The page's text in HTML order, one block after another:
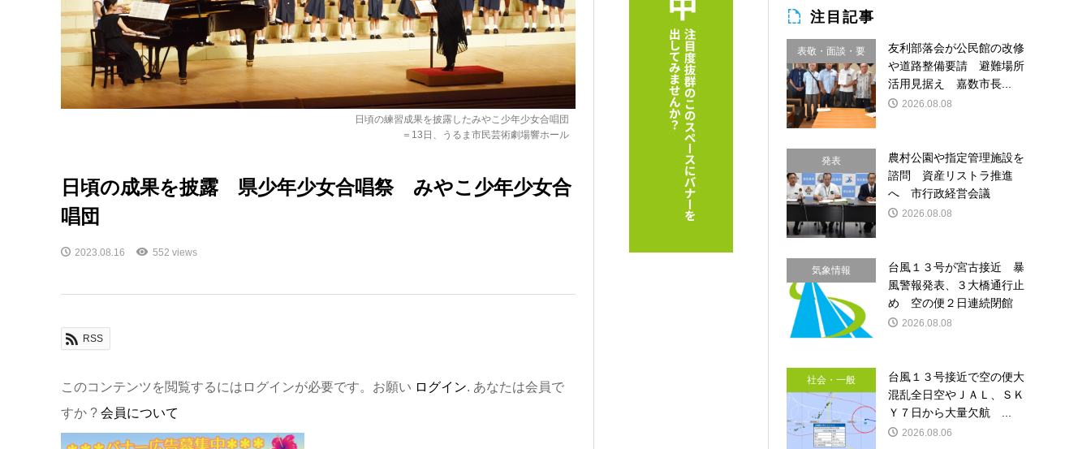
日頃の練習成果を披露したみやこ少年少女合唱団
＝13日、うるま市民芸術劇場響ホール
日頃の成果を披露 県少年少女合唱祭 みやこ少年少女合
唱団
2023.08.16 552 views
RSS
このコンテンツを閲覧するにはログインが必要です。お願い ログイン. あなたは会員で
すか ? 会員について
注目記事
表敬・面談・要
請
友利部落会が公民館の改修
や道路整備要請 避難場所
活用見据え 嘉数市長...
2026.08.08
発表
農村公園や指定管理施設を
諮問 資産リストラ推進
へ 市行政経営会議
2026.08.08
気象情報
台風１３号が宮古接近 暴
風警報発表、３大橋通行止
め 空の便２日連続閉館
2026.08.08
社会・一般
台風１３号接近で空の便大
混乱全日空やＪＡＬ、ＳＫ
Ｙ７日から大量欠航 ...
2026.08.06